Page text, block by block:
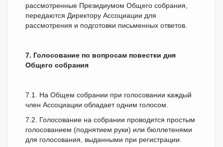
рассмотренные Президиумом Общего собрания,
передаются Директору Ассоциации для
рассмотрения и подготовки письменных ответов.
7. Голосование по вопросам повестки дня
Общего собрания
7.1. На Общем собрании при голосовании каждый
член Ассоциации обладает одним голосом.
7.2. Голосование на собрании проводится простым
голосованием (поднятием руки) или бюллетенями
для голосования, выданными при регистрации.